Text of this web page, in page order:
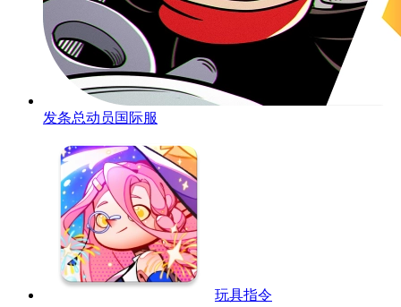
发条总动员国际服
玩具指令